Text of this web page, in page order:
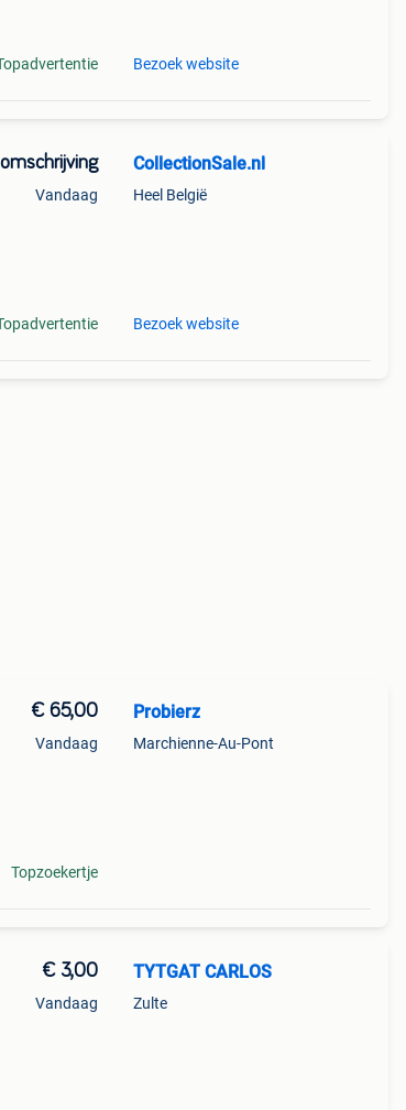
Bezoek website
Vandaag
CollectionSale.nl
Heel België
Bezoek website
€ 65,00
Vandaag
Topzoekertje
Probierz
Marchienne-Au-Pont
€ 3,00
Vandaag
TYTGAT CARLOS
Zulte